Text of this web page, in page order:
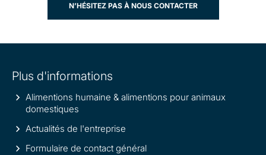
N’HÉSITEZ PAS À NOUS CONTACTER
information
Plus d'informations
Alimentions humaine & alimentions pour animaux
domestiques
Actualités de l'entreprise
Formulaire de contact général